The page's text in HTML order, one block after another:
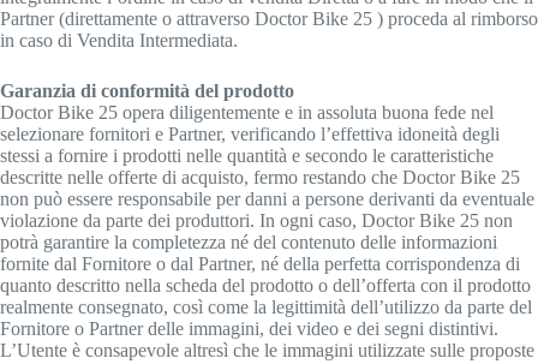
Partner (direttamente o attraverso Doctor Bike 25 ) proceda al rimborso
in caso di Vendita Intermediata.
Garanzia di conformità del prodotto
Doctor Bike 25 opera diligentemente e in assoluta buona fede nel
selezionare fornitori e Partner, verificando l’effettiva idoneità degli
stessi a fornire i prodotti nelle quantità e secondo le caratteristiche
descritte nelle offerte di acquisto, fermo restando che Doctor Bike 25
non può essere responsabile per danni a persone derivanti da eventuale
violazione da parte dei produttori. In ogni caso, Doctor Bike 25 non
potrà garantire la completezza né del contenuto delle informazioni
fornite dal Fornitore o dal Partner, né della perfetta corrispondenza di
quanto descritto nella scheda del prodotto o dell’offerta con il prodotto
realmente consegnato, così come la legittimità dell’utilizzo da parte del
Fornitore o Partner delle immagini, dei video e dei segni distintivi.
L’Utente è consapevole altresì che le immagini utilizzate sulle proposte